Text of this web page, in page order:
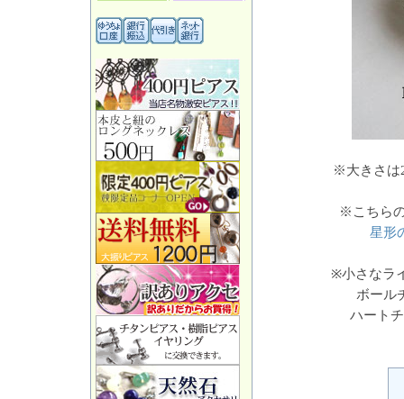
※大きさは
※こちら
星形
※小さなラ
ボール
ハート